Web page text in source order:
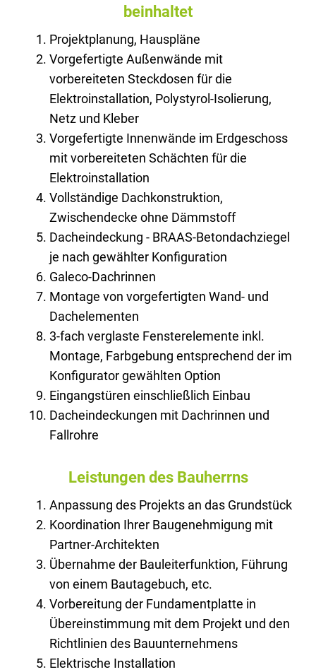
beinhaltet
Projektplanung, Hauspläne
Vorgefertigte Außenwände mit
vorbereiteten Steckdosen für die
Elektroinstallation, Polystyrol-Isolierung,
Netz und Kleber
Vorgefertigte Innenwände im Erdgeschoss
mit vorbereiteten Schächten für die
Elektroinstallation
Vollständige Dachkonstruktion,
Zwischendecke ohne Dämmstoff
Dacheindeckung - BRAAS-Betondachziegel
je nach gewählter Konfiguration
Galeco-Dachrinnen
Montage von vorgefertigten Wand- und
Dachelementen
3-fach verglaste Fensterelemente inkl.
Montage, Farbgebung entsprechend der im
Konfigurator gewählten Option
Eingangstüren einschließlich Einbau
Dacheindeckungen mit Dachrinnen und
Fallrohre
Leistungen des Bauherrns
Anpassung des Projekts an das Grundstück
Koordination Ihrer Baugenehmigung mit
Partner-Architekten
Übernahme der Bauleiterfunktion, Führung
von einem Bautagebuch, etc.
Vorbereitung der Fundamentplatte in
Übereinstimmung mit dem Projekt und den
Richtlinien des Bauunternehmens
Elektrische Installation